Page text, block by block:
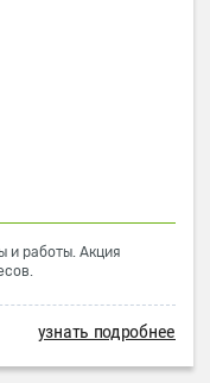
и работы. Акция
узнать подробнее